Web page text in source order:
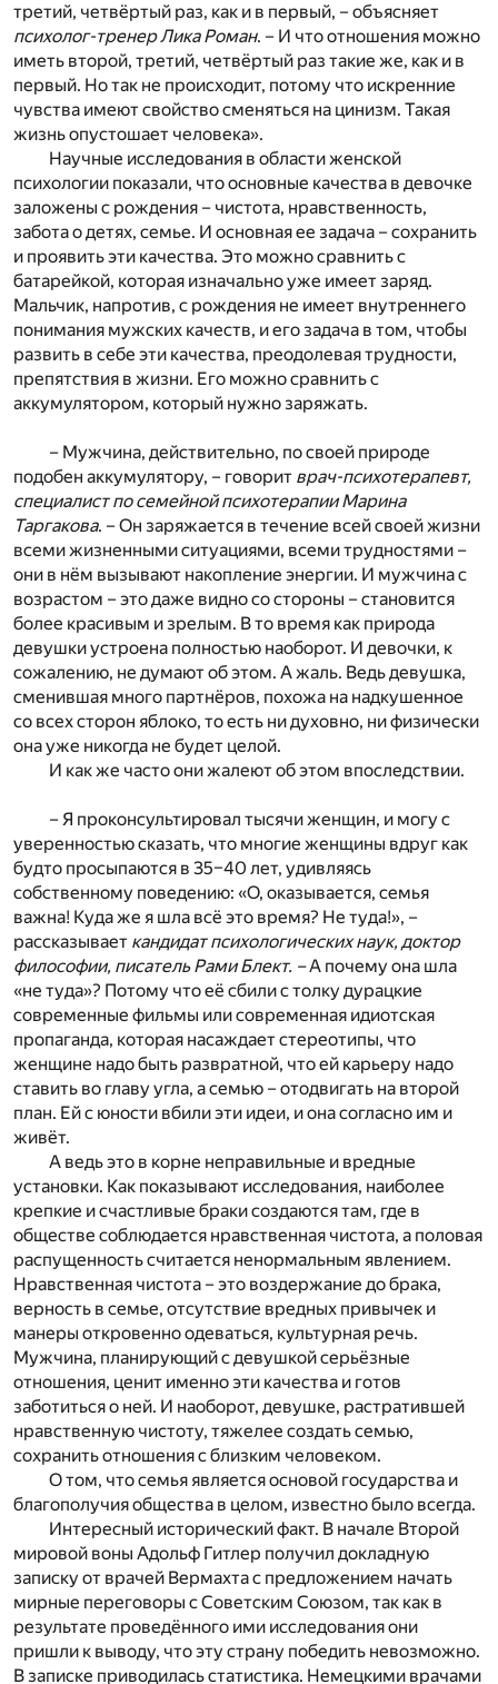
третий, четвёртый раз, как и в первый, – объясняет
психолог-тренер Лика Роман. – И что отношения можно
иметь второй, третий, четвёртый раз такие же, как и в
первый. Но так не происходит, потому что искренние
чувства имеют свойство сменяться на цинизм. Такая
жизнь опустошает человека».
Научные исследования в области женской
психологии показали, что основные качества в девочке
заложены с рождения – чистота, нравственность,
забота о детях, семье. И основная ее задача – сохранить
и проявить эти качества. Это можно сравнить с
батарейкой, которая изначально уже имеет заряд.
Мальчик, напротив, с рождения не имеет внутреннего
понимания мужских качеств, и его задача в том, чтобы
развить в себе эти качества, преодолевая трудности,
препятствия в жизни. Его можно сравнить с
аккумулятором, который нужно заряжать.
– Мужчина, действительно, по своей природе
подобен аккумулятору, – говорит врач-психотерапевт,
специалист по семейной психотерапии Марина
Таргакова. – Он заряжается в течение всей своей жизни
всеми жизненными ситуациями, всеми трудностями –
они в нём вызывают накопление энергии. И мужчина с
возрастом – это даже видно со стороны – становится
более красивым и зрелым. В то время как природа
девушки устроена полностью наоборот. И девочки, к
сожалению, не думают об этом. А жаль. Ведь девушка,
сменившая много партнёров, похожа на надкушенное
со всех сторон яблоко, то есть ни духовно, ни физически
она уже никогда не будет целой.
И как же часто они жалеют об этом впоследствии.
– Я проконсультировал тысячи женщин, и могу с
уверенностью сказать, что многие женщины вдруг как
будто просыпаются в 35–40 лет, удивляясь
собственному поведению: «О, оказывается, семья
важна! Куда же я шла всё это время? Не туда!», –
рассказывает кандидат психологических наук, доктор
философии, писатель Рами Блект. –А почему она шла
«не туда»? Потому что её сбили с толку дурацкие
современные фильмы или современная идиотская
пропаганда, которая насаждает стереотипы, что
женщине надо быть развратной, что ей карьеру надо
ставить во главу угла, а семью – отодвигать на второй
план. Ей с юности вбили эти идеи, и она согласно им и
живёт.
А ведь это в корне неправильные и вредные
установки. Как показывают исследования, наиболее
крепкие и счастливые браки создаются там, где в
обществе соблюдается нравственная чистота, а половая
распущенность считается ненормальным явлением.
Нравственная чистота – это воздержание до брака,
верность в семье, отсутствие вредных привычек и
манеры откровенно одеваться, культурная речь.
Мужчина, планирующий с девушкой серьёзные
отношения, ценит именно эти качества и готов
заботиться о ней. И наоборот, девушке, растратившей
нравственную чистоту, тяжелее создать семью,
сохранить отношения с близким человеком.
О том, что семья является основой государства и
благополучия общества в целом, известно было всегда.
Интересный исторический факт. В начале Второй
мировой воны Адольф Гитлер получил докладную
записку от врачей Вермахта с предложением начать
мирные переговоры с Советским Союзом, так как в
результате проведённого ими исследования они
пришли к выводу, что эту страну победить невозможно.
В записке приводилась статистика. Немецкими врачами